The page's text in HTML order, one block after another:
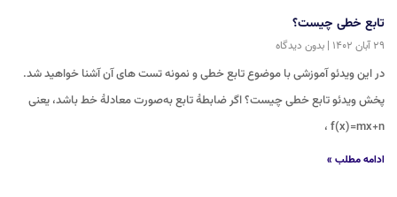
تابع خطی چیست؟
۲۹ آبان ۱۴۰۲ بدون دیدگاه
در این ویدئو آموزشی با موضوع تابع خطی و نمونه تست های آن آشنا خواهید شد.
پخش ویدئو تابع خطی چیست؟ اگر ضابطۀ تابع به‌صورت معادلۀ خط باشد، یعنی
f(x)=mx+n ،
ادامه مطلب »